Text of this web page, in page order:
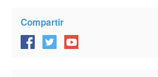
VWP
Compartir